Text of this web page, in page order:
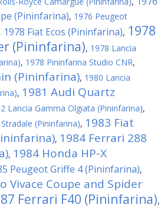
(Pininfarina), 1976 Peugeot
, 1978 Fiat Ecos (Pininfarina), 1978
(Pininfarina), 1978 Lancia
, 1978 Pininfarina Studio CNR,
(Pininfarina), 1980 Lancia
, 1981 Audi Quartz
Lancia Gamma Olgiata (Pininfarina),
(Pininfarina), 1983 Fiat
, 1984 Ferrari 288
, 1984 Honda HP-X
Peugeot Griffe 4 (Pininfarina),
Vivace Coupe and Spider
Ferrari F40 (Pininfarina),